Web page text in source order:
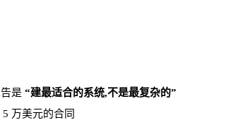
是 “建最适合的系统,不是最复杂的”
万美元的合同